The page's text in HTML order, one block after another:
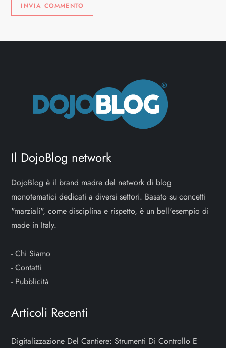
Il DojoBlog network
DojoBlog è il brand madre del network di blog
monotematici dedicati a diversi settori. Basato su concetti
"marziali", come disciplina e rispetto, è un bell'esempio di
made in Italy.
-Chi Siamo
-Contatti
- Pubblicità
Articoli Recenti
Digitalizzazione Del Cantiere: Strumenti Di Controllo E